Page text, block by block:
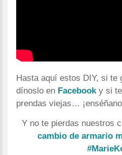
Hasta aquí estos DIY, si te
dínoslo en Facebook y si
prendas viejas…
Y no te pierdas nuestros
cambio de armario